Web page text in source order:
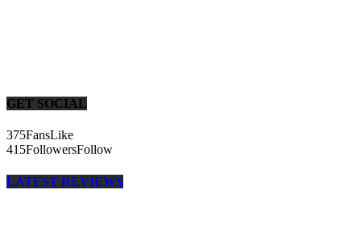
GET SOCIAL
375FansLike
415FollowersFollow
LATEST REVIEWS